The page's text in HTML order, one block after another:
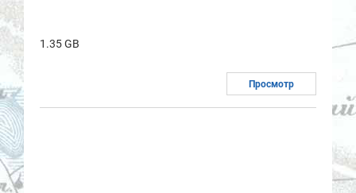
1.35 GB
Просмотр